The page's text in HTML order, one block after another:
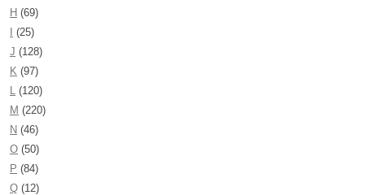
H (69)
(25)
J (128)
K (97)
(120)
M (220)
N (46)
O (50)
P (84)
Q (12)